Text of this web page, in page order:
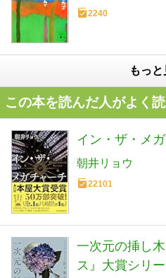
2240
もっと
この本を読んだ人がよく
イン・ザ・メ
朝井リョウ
22101
一次元の挿し
ス』大賞シリ